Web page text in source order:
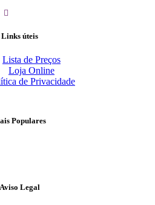
Links úteis
Lista de Preços
Loja Online
de Privacidade
Populares
Aviso Legal